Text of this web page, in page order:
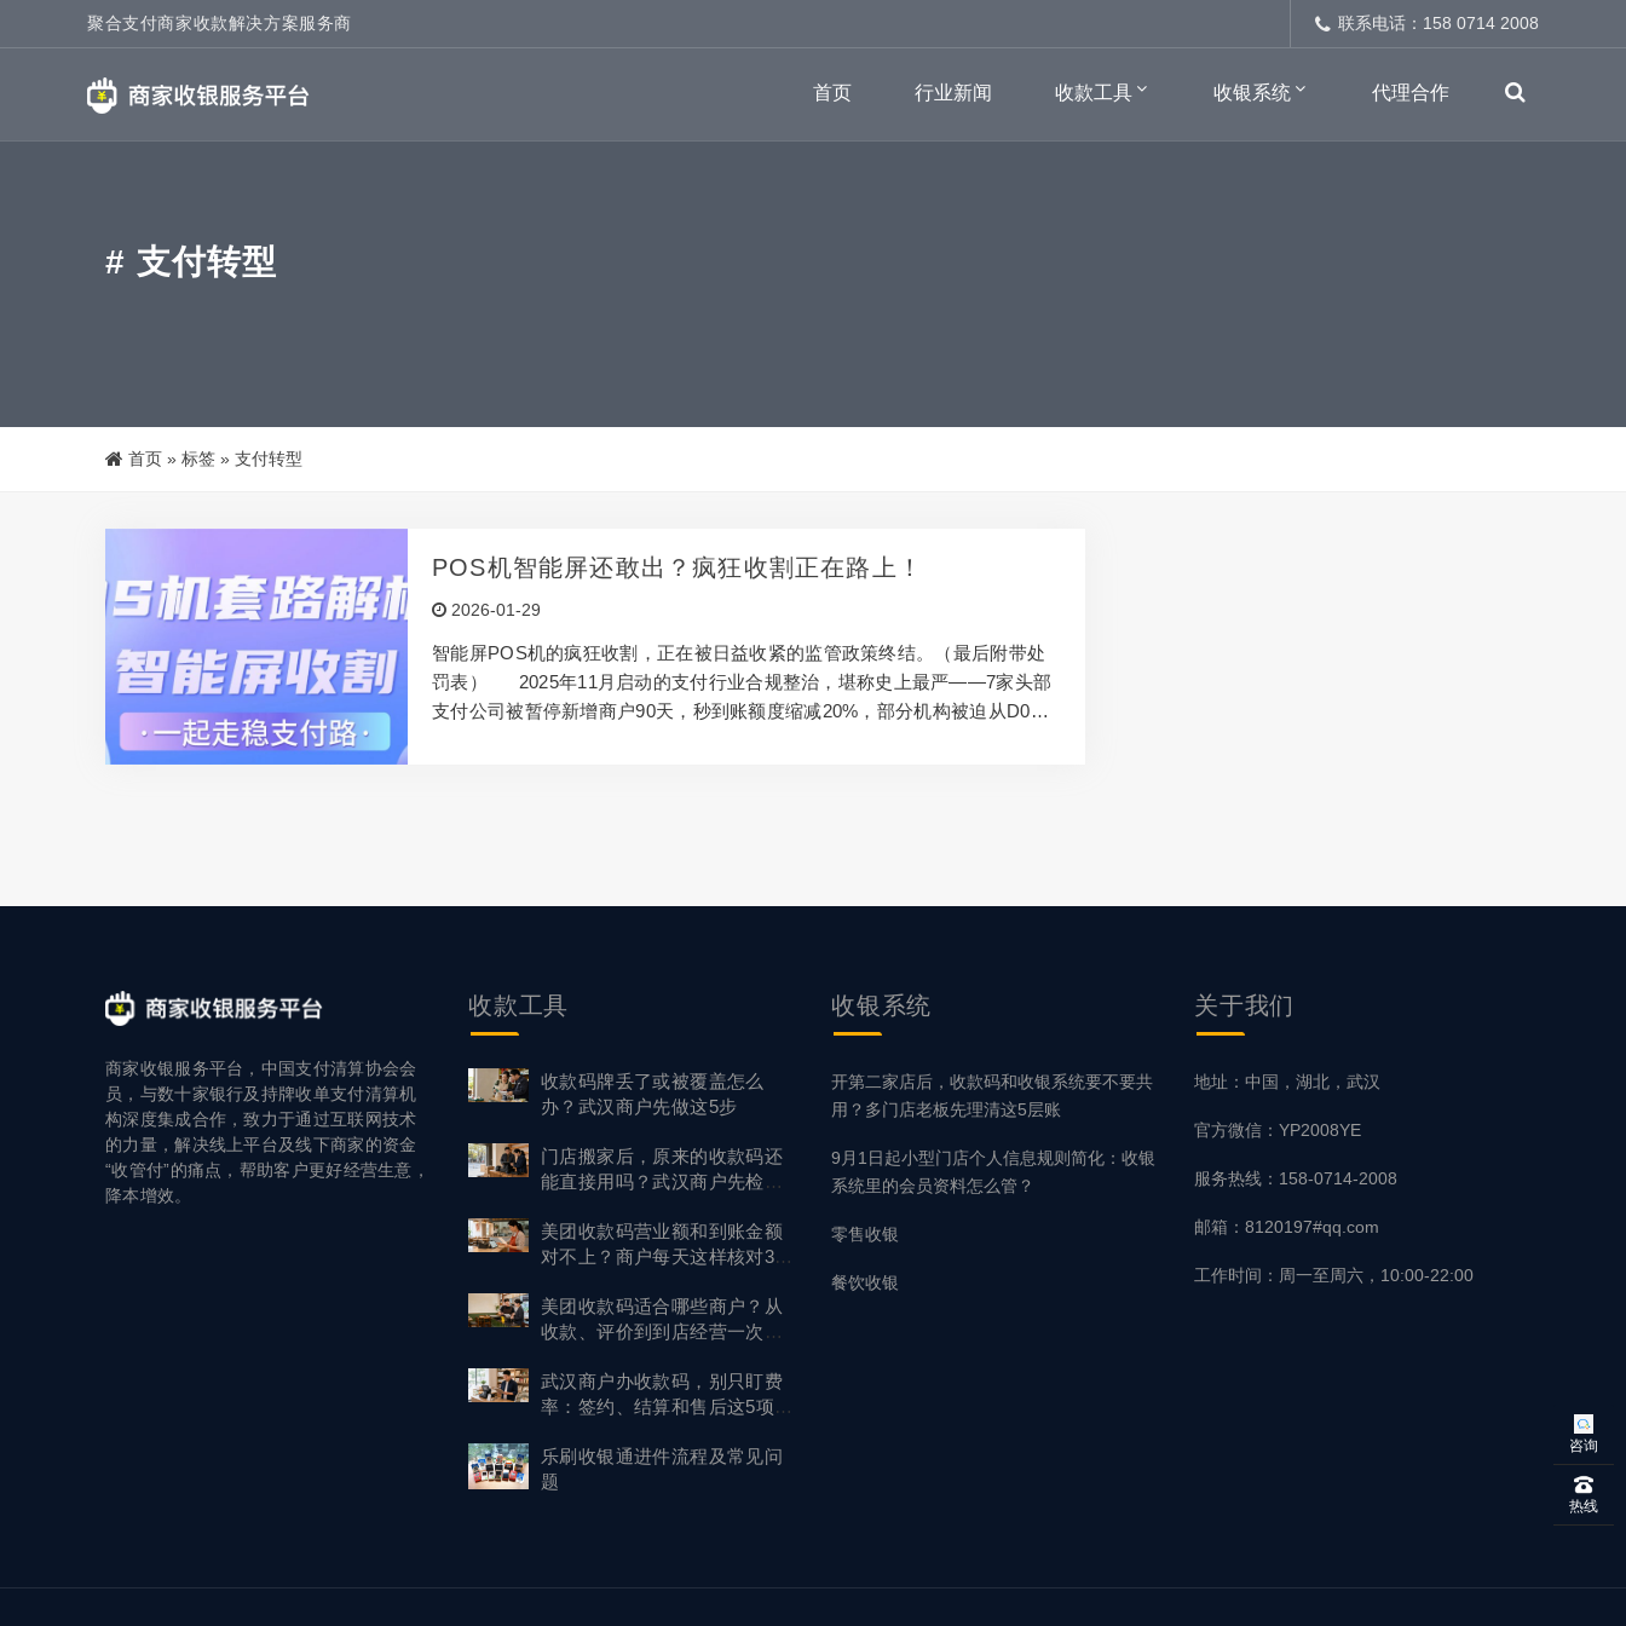
聚合支付商家收款解决方案服务商 联系电话：158 0714 2008
首页 行业新闻 收款工具 收银系统 代理合作
# 支付转型
首页 » 标签 » 支付转型
POS机智能屏还敢出？疯狂收割正在路上！
2026-01-29
智能屏POS机的疯狂收割，正在被日益收紧的监管政策终结。（最后附带处
罚表） 2025年11月启动的支付行业合规整治，堪称史上最严——7家头部
支付公司被暂停新增商户90天，秒到账额度缩减20%，部分机构被迫从D0模
商家收银服务平台，中国支付清算协会会
员，与数十家银行及持牌收单支付清算机
构深度集成合作，致力于通过互联网技术
的力量，解决线上平台及线下商家的资金
“收管付”的痛点，帮助客户更好经营生意，
降本增效。
收款工具
收款码牌丢了或被覆盖怎么
办？武汉商户先做这5步
门店搬家后，原来的收款码还
能直接用吗？武汉商户先检查
美团收款码营业额和到账金额
对不上？商户每天这样核对3本
美团收款码适合哪些商户？从
收款、评价到到店经营一次讲
武汉商户办收款码，别只盯费
率：签约、结算和售后这5项先
乐刷收银通进件流程及常见问
题
收银系统
开第二家店后，收款码和收银系统要不要共
用？多门店老板先理清这5层账
9月1日起小型门店个人信息规则简化：收银
系统里的会员资料怎么管？
零售收银
餐饮收银
关于我们
地址：中国，湖北，武汉
官方微信：YP2008YE
服务热线：158-0714-2008
邮箱：8120197#qq.com
工作时间：周一至周六，10:00-22:00
咨询
热线